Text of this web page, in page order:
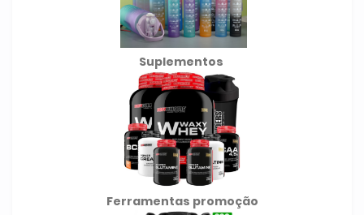
Suplementos
Ferramentas promoção